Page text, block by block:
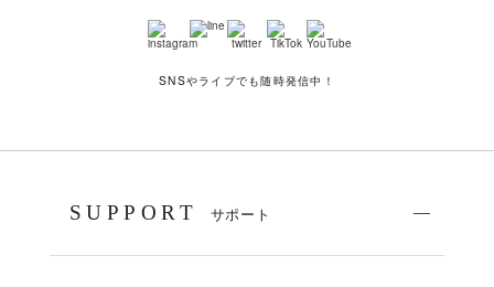
SNSやライブでも随時発信中！
SUPPORT サポート